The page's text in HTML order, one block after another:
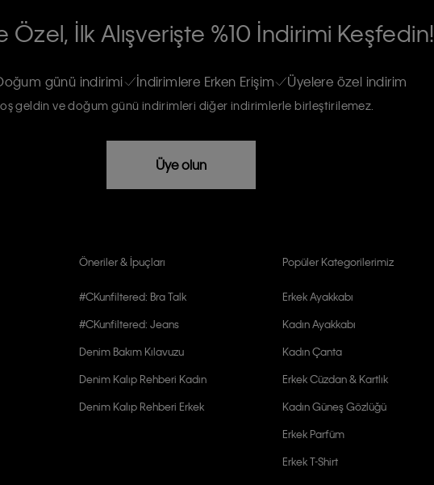
ve güncel ürün,
Özel, İlk Alışverişte %10 İndirimi Keşfedin!
günü indirimi İndirimlere Erken Erişim Üyelere özel indirim
geldin ve doğum günü indirimleri diğer indirimlerle birleştirilemez.
Üye olun
Öneriler & İpuçları
#CKunfiltered: Bra Talk
#CKunfiltered: Jeans
Denim Bakım Kılavuzu
Denim Kalıp Rehberi Kadın
Denim Kalıp Rehberi Erkek
Popüler Kategorilerimiz
Erkek Ayakkabı
Kadın Ayakkabı
Kadın Çanta
Erkek Cüzdan & Kartlık
Kadın Güneş Gözlüğü
Erkek Parfüm
Erkek T-Shirt